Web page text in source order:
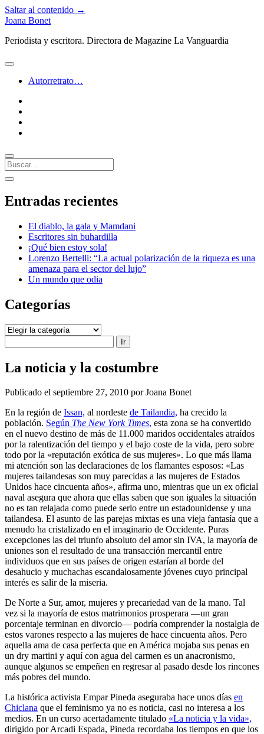
Saltar al contenido →
Joana Bonet
Periodista y escritora. Directora de Magazine La Vanguardia
abrir
Autorretrato…
Buscar
Barra
lateral
abrir
lateral
Entradas recientes
El diablo, la gala y Mamdani
Escritores sin buhardilla
¡Qué bien estoy sola!
Lorenzo Bertelli: “La actual polarización de la riqueza es una
amenaza para el sector del lujo”
Un mundo que odia
Categorías
Categorías
La noticia y la costumbre
Publicado el septiembre 27, 2010 por Joana Bonet
En la región de Issan, al nordeste de Tailandia, ha crecido la
población. Según The New York Times, esta zona se ha convertido
en el nuevo destino de más de 11.000 maridos occidentales atraídos
por la ralentización del tiempo y el bajo coste de la vida, pero sobre
todo por la «reputación exótica de sus mujeres». Lo que más llama
mi atención son las declaraciones de los flamantes esposos: «Las
mujeres tailandesas son muy parecidas a las mujeres de Estados
Unidos hace cincuenta años», afirma uno, mientras que un ex oficial
naval asegura que ahora que ellas saben que son iguales la situación
no es tan relajada como puede serlo entre un estadounidense y una
tailandesa. El asunto de las parejas mixtas es una vieja fantasía que a
menudo ha cristalizado en el imaginario de Occidente. Puras
excepciones las del triunfo absoluto del amor sin IVA, la mayoría de
uniones son el resultado de una transacción mercantil entre
individuos que en sus países de origen estarían al borde del
desahucio y muchachas escandalosamente jóvenes cuyo principal
interés es salir de la miseria.
De Norte a Sur, amor, mujeres y precariedad van de la mano. Tal
vez si la mayoría de estos matrimonios prosperara —un gran
porcentaje terminan en divorcio— podría comprender la nostalgia de
estos varones respecto a las mujeres de hace cincuenta años. Pero
aquella ama de casa perfecta que en América mojaba sus penas en
un dry martini y aquí con agua del carmen es un anacronismo,
aunque algunos se empeñen en regresar al pasado desde los rincones
más pobres del mundo.
La histórica activista Empar Pineda aseguraba hace unos días en
Chiclana que el feminismo ya no es noticia, casi no interesa a los
medios. En un curso acertadamente titulado «La noticia y la vida»,
dirigido por Arcadi Espada, Pineda recordaba los tiempos en que los